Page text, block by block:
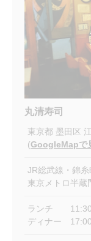
丸清寿司
東京都 墨田区
(GoogleMapで
JR総武線・錦
東京メトロ半蔵
ランチ
ディナー